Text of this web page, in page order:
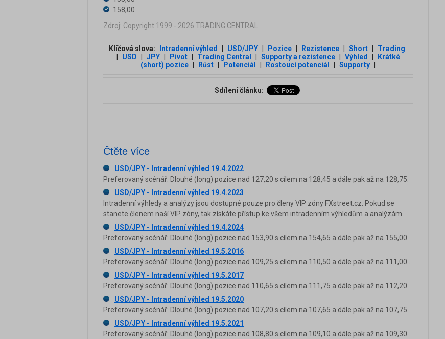
158,00
Zdroj: Copyright 1999 - 2026 TRADING CENTRAL
Klíčová slova: Intradenní výhled USD/JPY Pozice Rezistence Short
Trading
USD JPY Pivot Trading Central Supporty a rezistence Výhled
Krátké
(short) pozice
Růst Potenciál Rostoucí potenciál Supporty
Sdílení článku:
Čtěte více
USD/JPY - Intradenní výhled 19.4.2022
Preferovaný scénář: Dlouhé (long) pozice nad 127,20 s cílem na 128,45 a dále pak až na 128,75.
USD/JPY - Intradenní výhled 19.4.2023
Intradenní výhledy a analýzy jsou dostupné pouze pro členy VIP zóny FXstreet.cz. Pokud se
stanete členem naší VIP zóny, tak získáte přístup ke všem intradenním výhledům a analýzám.
USD/JPY - Intradenní výhled 19.4.2024
Preferovaný scénář: Dlouhé (long) pozice nad 153,90 s cílem na 154,65 a dále pak až na 155,00.
USD/JPY - Intradenní výhled 19.5.2016
Preferovaný scénář: Dlouhé (long) pozice nad 109,25 s cílem na 110,50 a dále pak až na 111,00...
USD/JPY - Intradenní výhled 19.5.2017
Preferovaný scénář: Dlouhé (long) pozice nad 110,65 s cílem na 111,75 a dále pak až na 112,20.
USD/JPY - Intradenní výhled 19.5.2020
Preferovaný scénář: Dlouhé (long) pozice nad 107,20 s cílem na 107,65 a dále pak až na 107,75.
USD/JPY - Intradenní výhled 19.5.2021
Preferovaný scénář: Dlouhé (long) pozice nad 108,80 s cílem na 109,10 a dále pak až na 109,30.